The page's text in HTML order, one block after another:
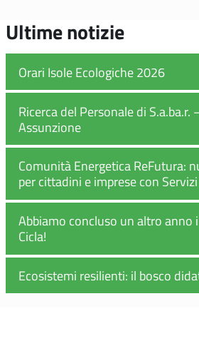
Ultime notizie
Orari Isole Ecologiche 2026
Ricerca del Personale di S.a.ba.r.
Assunzione
Comunità Energetica ReFutura:
per cittadini e imprese con
Abbiamo concluso un altro anno
Cicla!
Ecosistemi resilienti: il bosco